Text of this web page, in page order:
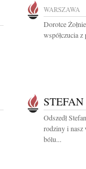
WARSZAWA
Dorotce
współczucia
Odszedł
rodziny i nasz
bólu...